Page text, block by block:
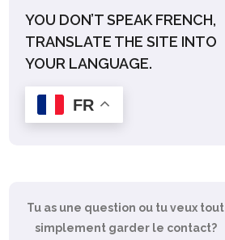
YOU DON’T SPEAK FRENCH,
TRANSLATE THE SITE INTO
YOUR LANGUAGE.
FR
Tu as une question ou tu veux tout
simplement garder le contact?